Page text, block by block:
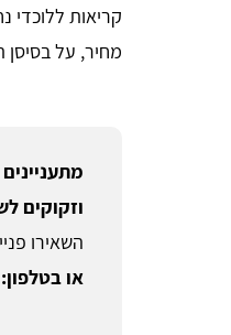
קריאות ללוכדי
מחיר, על בסיסן
וזקוקים
השאירו
או